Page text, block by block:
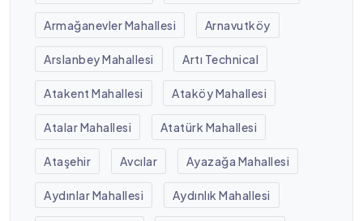
Armağanevler Mahallesi Arnavutköy
Arslanbey Mahallesi Artı Technical
Atakent Mahallesi Ataköy Mahallesi
Atalar Mahallesi Atatürk Mahallesi
Ataşehir Avcılar Ayazağa Mahallesi
Aydınlar Mahallesi Aydınlık Mahallesi